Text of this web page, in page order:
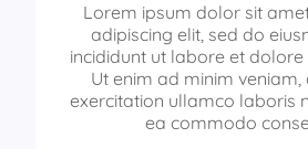
Lorem ipsum dolor sit
adipiscing elit, sed do
incididunt ut labore et
Ut enim ad minim veniam,
exercitation ullamco laboris
ea commodo